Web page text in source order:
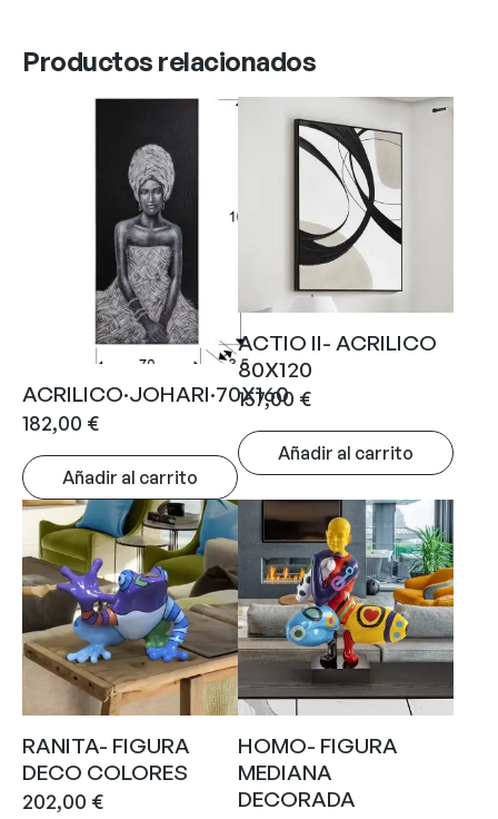
Productos relacionados
ACRILICO·JOHARI·70X160
182,00 €
Añadir al carrito
ACTIO II- ACRILICO
80X120
157,00 €
Añadir al carrito
RANITA- FIGURA
DECO COLORES
202,00 €
HOMO- FIGURA
MEDIANA
DECORADA